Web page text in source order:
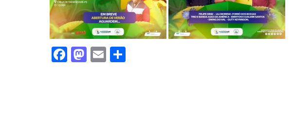
Facebook
Mastodon
Email